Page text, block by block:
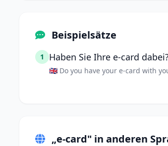
Beispielsätze
1 Haben Sie Ihre e-card
🇬🇧 Do you have your e-card with
„e-card" in anderen